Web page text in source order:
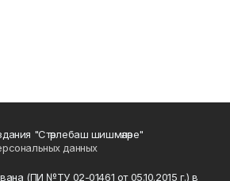
"Стәрлебаш шишмәләре"
данных
(ПИ №ТУ 02-01461 от 05.10.2015 г.) в